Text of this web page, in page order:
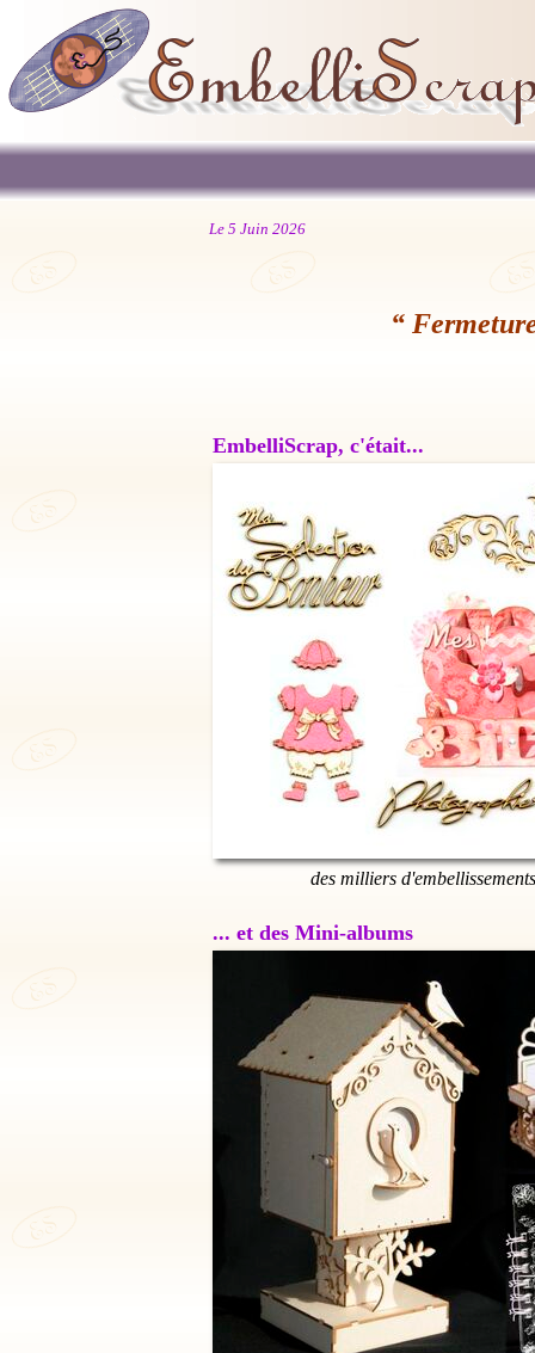
Le 5 Juin 2026
“
EmbelliScrap, c'était...
des milliers
... et des Mini-albums